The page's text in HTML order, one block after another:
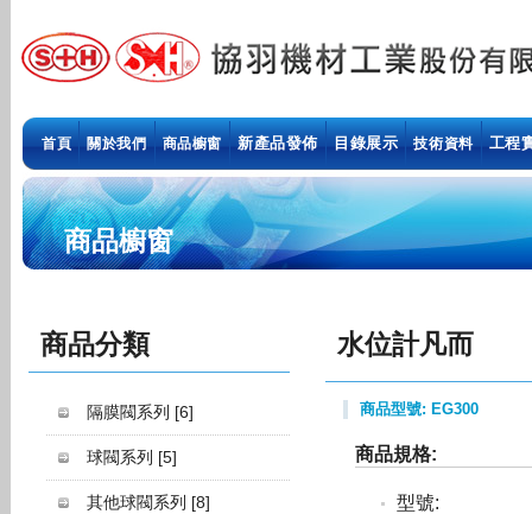
首頁 關於我們 商品櫥窗 新產品發佈 目錄展示 技術資料 工程
商品櫥窗
商品分類
隔膜閥系列 [6]
球閥系列 [5]
其他球閥系列 [8]
水位計凡而
商品型號: EG300
商品規格:
型號: